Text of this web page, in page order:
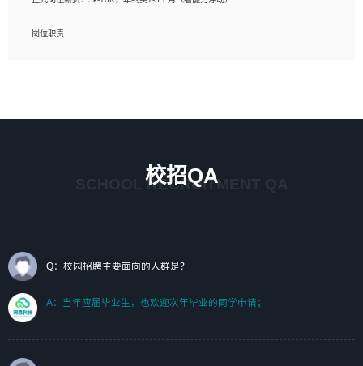
1、艺术设计类相关专业；（其中需求分析顾问不限专业）
岗位职责：
2. 熟悉 前端常用框架, 能独立完成设计给予的 UI 效果;
3. 有良好的代码习惯, 低级错误出现频率低;
7. 了解或熟悉 WebGL 及相关框架优先。
（岗位人员专职于行业应用解决方案、项目申报方案、投标方案的策划编写）
校招QA
SCHOOL RECRUITMENT QA
Q：校园招聘主要面向的人群是？
A：当年应届毕业生，也欢迎次年毕业的同学申请；